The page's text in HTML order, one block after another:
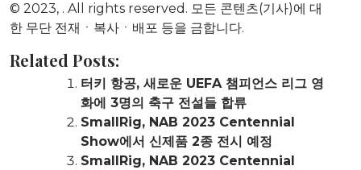
© 2023, . All rights reserved. 모든 콘텐츠(기사)에 대
한 무단 전재ㆍ복사ㆍ배포 등을 금합니다.
Related Posts:
터키 항공, 새로운 UEFA 챔피언스 리그 영
화에 3명의 축구 전설들 합류
SmallRig, NAB 2023 Centennial
Show에서 신제품 2종 전시 예정
SmallRig, NAB 2023 Centennial